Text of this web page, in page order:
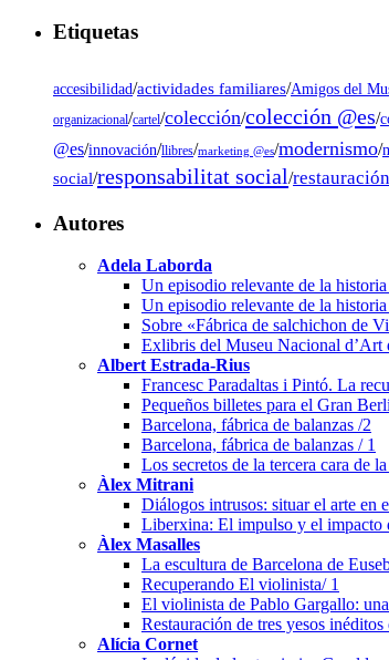
Etiquetas
accesibilidad/actividades familiares/Amigos del
organizacional/cartel/colección/colección @es/
@es/innovación/llibres/marketing @es/modernismo/
social/responsabilitat social/
Autores
Adela Laborda
Un episodio relevante de la
Un episodio relevante de la
Sobre «Fábrica de salchichon de
Exlibris del Museu Nacional d’Art
Albert Estrada-Rius
Francesc Paradaltas i Pintó. La
Pequeños billetes para el Gran
Barcelona, fábrica de balanzas /2
Barcelona, fábrica de balanzas / 1
Los secretos de la tercera cara de
Àlex Mitrani
Diálogos intrusos: situar el arte en
Liberxina: El impulso y el impacto
Àlex Masalles
La escultura de Barcelona de
Recuperando El violinista/ 1
El violinista de Pablo Gargallo:
Restauración de tres yesos
Alícia Cornet